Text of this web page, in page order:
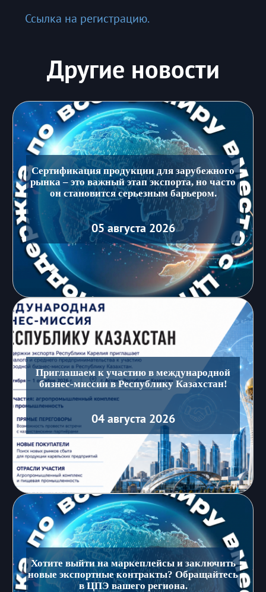
Ссылка на регистрацию.
Другие новости
Сертификация продукции для зарубежного
рынка – это важный этап экспорта, но часто
он становится серьезным барьером.
05 августа 2026
Приглашаем к участию в международной
бизнес-миссии в Республику Казахстан!
04 августа 2026
Хотите выйти на маркеплейсы и заключить
новые экспортные контракты? Обращайтесь
в ЦПЭ вашего региона.